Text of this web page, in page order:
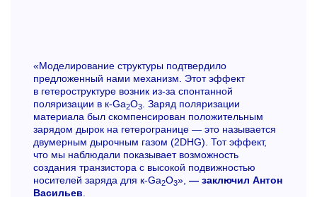
«Моделирование структуры подтвердило
предложенный нами механизм. Этот эффект
в гетероструктуре возник из-за спонтанной
поляризации в к-Ga2O3. Заряд поляризации
материала был скомпенсирован положительным
зарядом дырок на гетерогранице — это называется
двумерным дырочным газом (2DHG). Тот эффект,
что мы наблюдали показывает возможность
создания транзистора с высокой подвижностью
носителей заряда для к-Ga2O3», — заключил Антон
Васильев.